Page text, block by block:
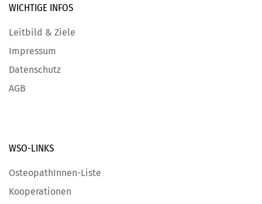
WICHTIGE INFOS
Leitbild & Ziele
Impressum
Datenschutz
AGB
WSO-LINKS
OsteopathInnen-Liste
Kooperationen